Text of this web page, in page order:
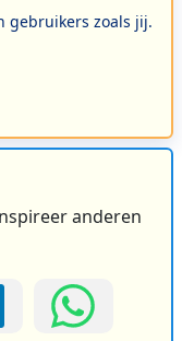
gebruikers zoals jij.
anderen